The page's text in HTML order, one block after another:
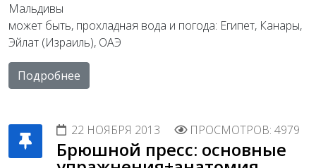
Мальдивы
может быть, прохладная вода и погода: Египет, Канары,
Эйлат (Израиль), ОАЭ
Подробнее
22 НОЯБРЯ 2013 ПРОСМОТРОВ: 4979
Брюшной пресс: основные